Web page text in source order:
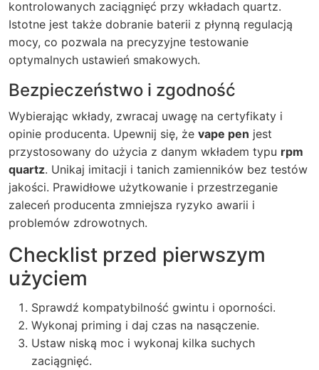
kontrolowanych zaciągnięć przy wkładach quartz.
Istotne jest także dobranie baterii z płynną regulacją
mocy, co pozwala na precyzyjne testowanie
optymalnych ustawień smakowych.
Bezpieczeństwo i zgodność
Wybierając wkłady, zwracaj uwagę na certyfikaty i
opinie producenta. Upewnij się, że vape pen jest
przystosowany do użycia z danym wkładem typu rpm
quartz. Unikaj imitacji i tanich zamienników bez testów
jakości. Prawidłowe użytkowanie i przestrzeganie
zaleceń producenta zmniejsza ryzyko awarii i
problemów zdrowotnych.
Checklist przed pierwszym
użyciem
Sprawdź kompatybilność gwintu i oporności.
Wykonaj priming i daj czas na nasączenie.
Ustaw niską moc i wykonaj kilka suchych
zaciągnięć.